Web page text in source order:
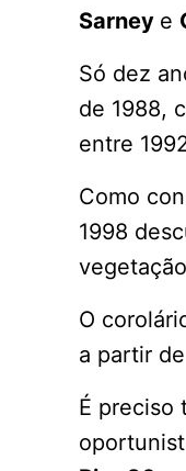
Sarney e
Só dez
de 1988,
entre
Como
1998
O
a partir
É preciso